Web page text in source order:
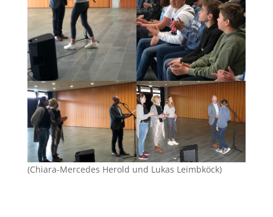
(Chiara-Mercedes Herold und Lukas Leimbköck)